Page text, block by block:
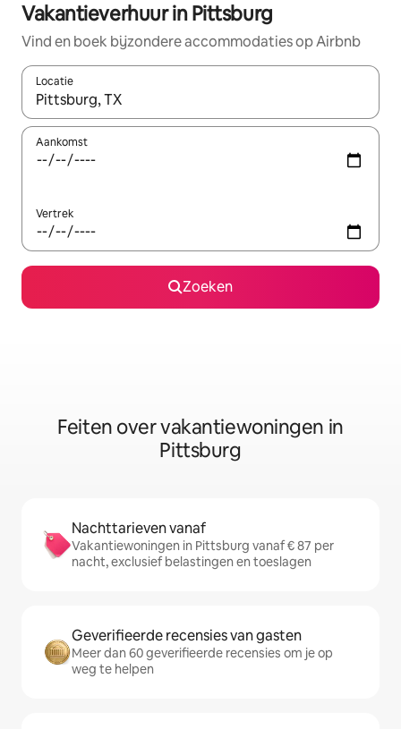
Vakantieverhuur in Pittsburg
Vind en boek bijzondere accommodaties op Airbnb
Locatie
Wanneer er suggesties beschikbaar zijn, maak je een keuze
Aankomst
Vertrek
Zoeken
Feiten over vakantiewoningen in
Pittsburg
Nachttarieven vanaf
Vakantiewoningen in Pittsburg vanaf € 87 per
nacht, exclusief belastingen en toeslagen
Geverifieerde recensies van gasten
Meer dan 60 geverifieerde recensies om je op
weg te helpen